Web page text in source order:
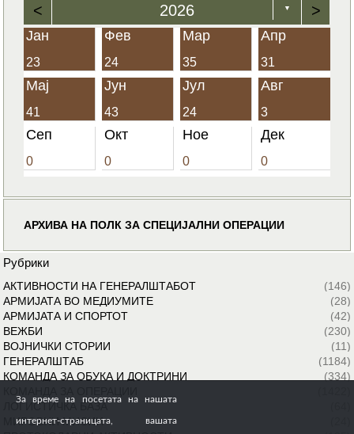
< 2026 ▼ >
Јан
23
Фев
24
Мар
35
Апр
31
Мај
41
Јун
43
Јул
24
Авг
3
Сеп
0
Окт
0
Ное
0
Дек
0
АРХИВА НА ПОЛК ЗА СПЕЦИЈАЛНИ ОПЕРАЦИИ
Рубрики
АКТИВНОСТИ НА ГЕНЕРАЛШТАБОТ
(146)
АРМИЈАТА ВО МЕДИУМИТЕ
(28)
АРМИЈАТА И СПОРТОТ
(42)
ВЕЖБИ
(230)
ВОЈНИЧКИ СТОРИИ
(11)
ГЕНЕРАЛШТАБ
(1184)
КОМАНДА ЗА ОБУКА И ДОКТРИНИ
(334)
ЛОГИСТИЧКА БАЗА
МИРОВНИ МИСИИ
За време на посетата на нашата
интернет-страницата, вашата